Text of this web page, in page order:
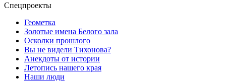
Спецпроекты
Геометка
Золотые имена Белого зала
Осколки прошлого
Вы не видели Тихонова?
Анекдоты от истории
Летопись нашего края
Наши люди